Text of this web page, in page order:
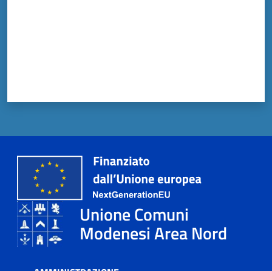
Menu selezionato
Seguici
su
Unione Comuni
Modenesi Area Nord